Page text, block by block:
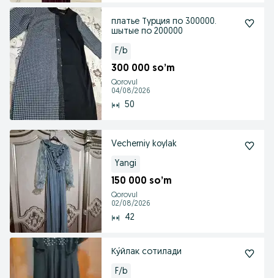
платье Турция по 300000.
шытые по 200000
F/b
300 000 so’m
Qorovul
04/08/2026
50
Vecherniy koylak
Yangi
150 000 so’m
Qorovul
02/08/2026
42
Ку́йлак сотилади
F/b